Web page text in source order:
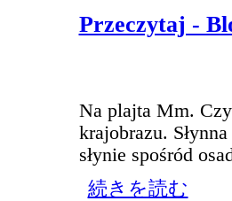
Przeczytaj -
Na plajta Mm.
krajobrazu.
słynie spośród
続きを読む